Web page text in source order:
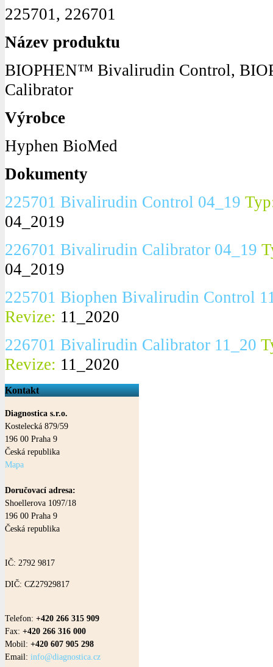
225701, 226701
Název produktu
BIOPHEN™ Bivalirudin Control,
Calibrator
Výrobce
Hyphen BioMed
Dokumenty
225701 Bivalirudin Control 04_19
04_2019
226701 Bivalirudin Calibrator 04_19
04_2019
225701 Biophen Bivalirudin Control
Revize: 11_2020
226701 Bivalirudin Calibrator 11_20
Revize: 11_2020
Kontakt
Diagnostica s.r.o.
Kostelecká 879/59
196 00 Praha 9
Česká republika
Mapa
Doručovací adresa:
Shoellerova 1097/18
196 00 Praha 9
Česká republika
IČ: 2792 9817
DIČ: CZ27929817
Telefon: +420 266 315 909
Fax: +420 266 316 000
Mobil: +420 607 905 298
Email: info@diagnostica.cz